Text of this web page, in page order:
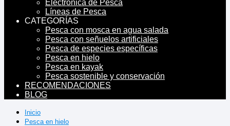
Electrónica de Pesca
Líneas de Pesca
CATEGORÍAS
Pesca con mosca en agua salada
Pesca con señuelos artificiales
Pesca de especies específicas
Pesca en hielo
Pesca en kayak
Pesca sostenible y conservación
RECOMENDACIONES
BLOG
Inicio
Pesca en hielo